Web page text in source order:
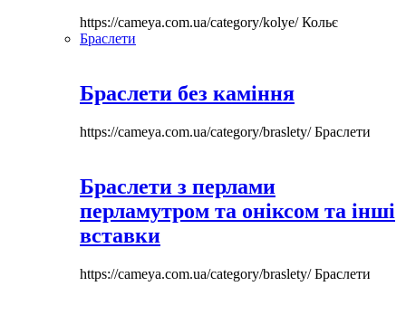
https://cameya.com.ua/category/kolye/Кольє
Браслети
Браслети без каміння
https://cameya.com.ua/category/braslety/Браслети
Браслети з перлами
перламутром та оніксом та інші
вставки
https://cameya.com.ua/category/braslety/Браслети